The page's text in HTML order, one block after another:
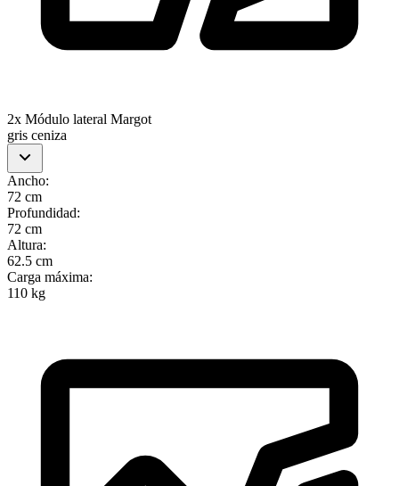
2x Módulo lateral Margot
gris ceniza
Ancho:
72 cm
Profundidad:
72 cm
Altura:
62.5 cm
Carga máxima:
110 kg